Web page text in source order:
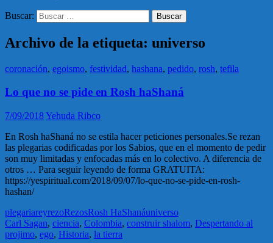
Buscar:
Archivo de la etiqueta: universo
coronación, egoismo, festividad, hashana, pedido, rosh, tefila
Lo que no se pide en Rosh haShaná
7/09/2018Yehuda Ribco
En Rosh haShaná no se estila hacer peticiones personales.Se rezan
las plegarias codificadas por los Sabios, que en el momento de pedir
son muy limitadas y enfocadas más en lo colectivo. A diferencia de
otros … Para seguir leyendo de forma GRATUITA:
https://yespiritual.com/2018/09/07/lo-que-no-se-pide-en-rosh-
hashan/
plegariareyrezoRezosRosh HaShanáuniverso
Carl Sagan, ciencia, Colombia, construir shalom, Despertando al
projimo, ego, Historia, la tierra